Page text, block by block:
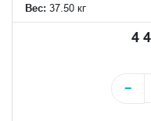
Вес: 37.50 кг
4
−